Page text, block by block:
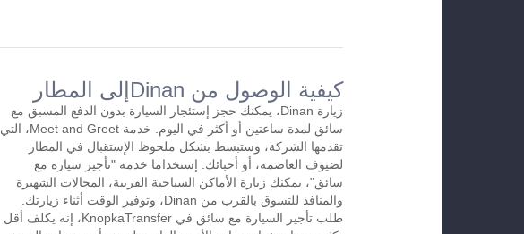
كيفية الوصول من Dinanإلى المطار
زيارة Dinan، يمكنك حجز إستئجار السيارة بدون الدفع المسبق مع
سائق لمدة ساعتين أو أكثر في اليوم. خدمة Meet and Greet، التي
تقدمها الشركة، وستبسط بشكل ملحوظ الإستقبال في المطار
لضيوف العاصمة، أو أحبائك. إستخداما خدمة "تأجير سيارة مع
سائق"، يمكنك زيارة الأماكن السياحية القريبة، المحالات الشهيرة
والمنافذ للتسوق بالقرب من Dinan، وتوفير الوقت أثناء زيارتك.
طلب تأجير السيارة مع سائق في KnopkaTransfer، إنه يكلف أقل